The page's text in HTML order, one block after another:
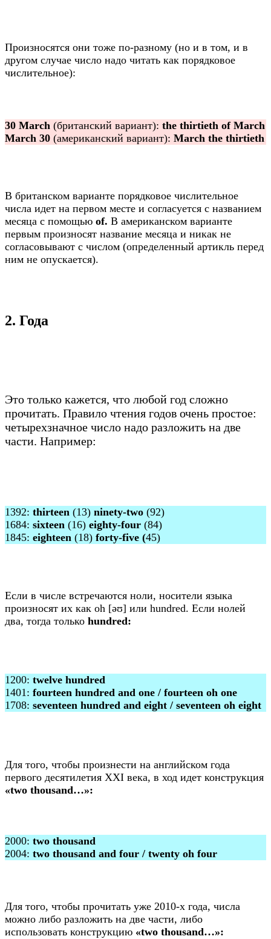
Произносятся они тоже по-разному (но и в том, и в
другом случае число надо читать как порядковое
числительное):
30 March (британский вариант): the thirtieth of March
March 30 (американский вариант): March the thirtieth
В британском варианте порядковое числительное
числа идет на первом месте и согласуется с названием
месяца с помощью of. В американском варианте
первым произносят название месяца и никак не
согласовывают с числом (определенный артикль перед
ним не опускается).
2. Года
Это только кажется, что любой год сложно
прочитать. Правило чтения годов очень простое:
четырехзначное число надо разложить на две
части. Например:
1392: thirteen (13) ninety-two (92)
1684: sixteen (16) eighty-four (84)
1845: eighteen (18) forty-five (45)
Если в числе встречаются ноли, носители языка
произносят их как oh [əʊ] или hundred. Если нолей
два, тогда только hundred:
1200: twelve hundred
1401: fourteen hundred and one / fourteen oh one
1708: seventeen hundred and eight / seventeen oh eight
Для того, чтобы произнести на английском года
первого десятилетия XXI века, в ход идет конструкция
«two thousand…»:
2000: two thousand
2004: two thousand and four / twenty oh four
Для того, чтобы прочитать уже 2010-х года, числа
можно либо разложить на две части, либо
использовать конструкцию «two thousand…»: